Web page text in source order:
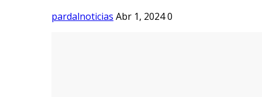
pardalnoticias Abr 1, 20240